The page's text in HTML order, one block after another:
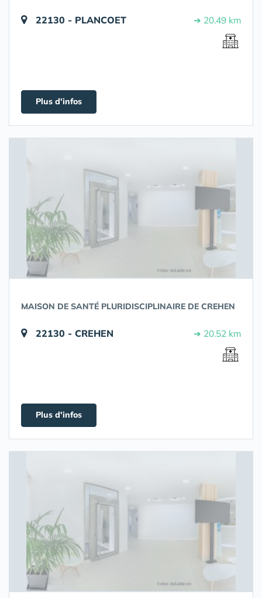
22130 - PLANCOET ➔ 20.49 km
Plus d'infos
MAISON DE SANTÉ PLURIDISCIPLINAIRE DE CREHEN
22130 - CREHEN ➔ 20.52 km
Plus d'infos